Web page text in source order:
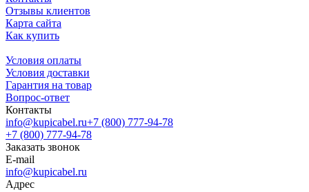
Отзывы клиентов
Карта сайта
Как купить
Условия оплаты
Условия доставки
Гарантия на товар
Вопрос-ответ
Контакты
info@kupicabel.ru+7 (800) 777-94-78
+7 (800) 777-94-78
Заказать звонок
E-mail
info@kupicabel.ru
Адрес